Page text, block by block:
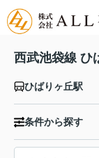
西武池袋線 ひ
ひばりヶ丘駅
条件から探す